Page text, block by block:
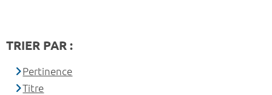
TRIER PAR :
Pertinence
Titre